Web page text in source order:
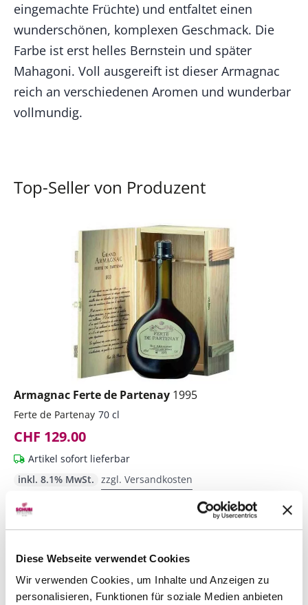
Diese Webseite verwendet Cookies
Wir verwenden Cookies, um Inhalte und Anzeigen zu
personalisieren, Funktionen für soziale Medien anbieten
eingemachte Früchte) und entfaltet einen
wunderschönen, komplexen Geschmack. Die
Farbe ist erst helles Bernstein und später
Mahagoni. Voll ausgereift ist dieser Armagnac
reich an verschiedenen Aromen und wunderbar
vollmundig.
Top-Seller von Produzent
Armagnac Ferte de Partenay 1995
Ferte de Partenay 70 cl
CHF 129.00
Artikel sofort lieferbar
inkl. 8.1% MwSt. zzgl. Versandkosten
Anzahl
hinzufügen